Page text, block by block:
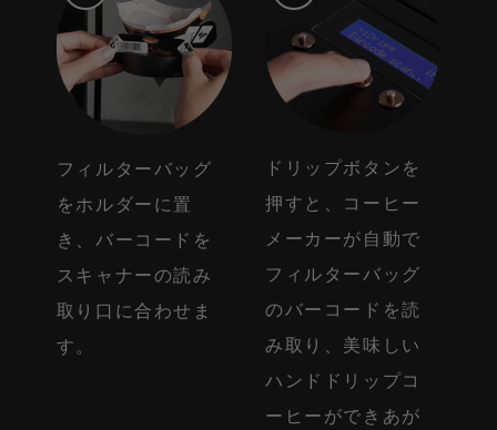
フィルターバッグ
をホルダーに置
き、バーコードを
スキャナーの読み
取り口に合わせま
す。
ドリップボタンを
押すと、コーヒー
メーカーが自動で
フィルターバッグ
のバーコードを読
み取り、美味しい
ハンドドリップコ
ーヒーができあが